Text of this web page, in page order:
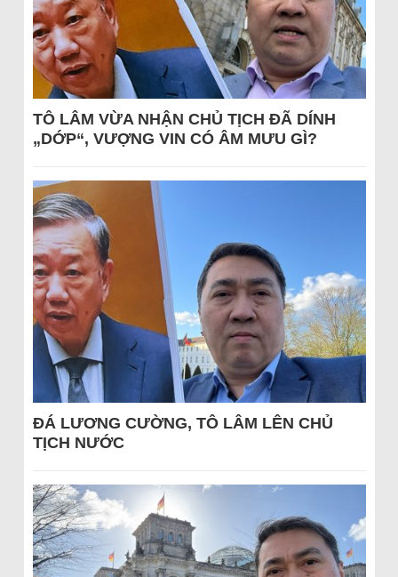
TÔ LÂM VỪA NHẬN CHỦ TỊCH ĐÃ DÍNH
„DỚP“, VƯỢNG VIN CÓ ÂM MƯU GÌ?
ĐÁ LƯƠNG CƯỜNG, TÔ LÂM LÊN CHỦ
TỊCH NƯỚC